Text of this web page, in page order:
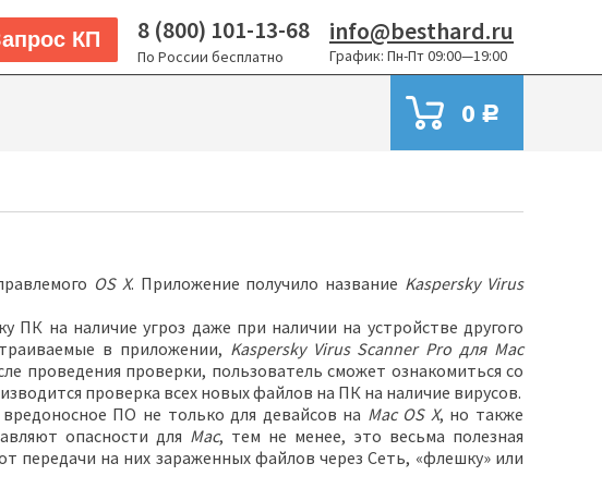
КП 8 (800) 101-13-68
По России бесплатно
info@besthard.ru
График: Пн-Пт 09:00—19:00
0 Р
OS X. Приложение получило название Kaspersky Virus
на наличие угроз даже при наличии на устройстве другого
в приложении, Kaspersky Virus Scanner Pro для Mac
проведения проверки, пользователь сможет ознакомиться со
проверка всех новых файлов на ПК на наличие вирусов.
ПО не только для девайсов на Mac OS X, но также
опасности для Mac, тем не менее, это весьма полезная
передачи на них зараженных файлов через Сеть, «флешку» или